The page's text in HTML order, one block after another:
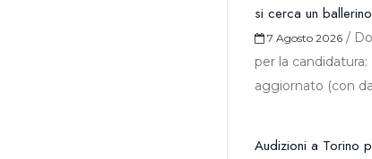
si cerca un
7 Agosto 2026 /
per la
aggiornato (con
Audizioni a Torino